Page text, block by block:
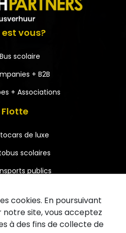
est vous?
Bus scolaire
+ B2B
+ Associations
Flotte
de luxe
scolaires
publics
cookies. En poursuivant
site, vous acceptez
à des fins de collecte de